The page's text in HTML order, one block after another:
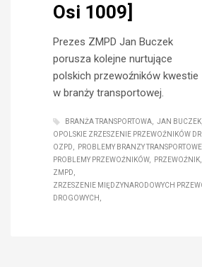
Osi 1009]
Prezes ZMPD Jan Buczek
porusza kolejne nurtujące
polskich przewoźników kwestie
w branży transportowej.
BRANŻA TRANSPORTOWA
JAN BUCZEK
OPOLSKIE ZRZESZENIE PRZEWOŹNIKÓW
OZPD
PROBLEMY BRANZY
PROBLEMY PRZEWOŹNIKÓW
PRZEWOŹNIK
ZMPD
ZRZESZENIE MIĘDZYNARODOWYCH
DROGOWYCH